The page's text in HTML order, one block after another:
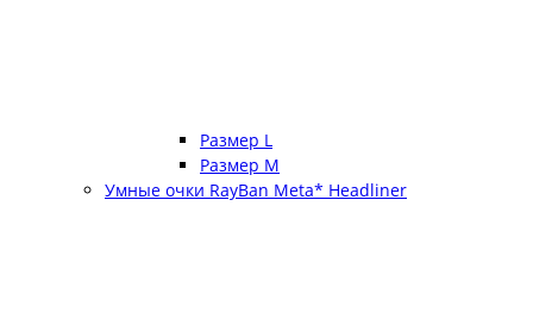
Размер L
Размер М
Умные очки RayBan Meta* Headliner